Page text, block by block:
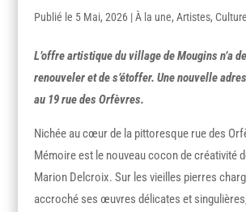
5 Mai, 2026 |À la une,Artistes, Culture
L’offre artistique du village de Mougins n’a
renouveler et de s’étoffer. Une nouvelle
au 19 rue des Orfèvres.
Nichée au cœur de la pittoresque rue des
Mémoire est le nouveau cocon de créativité
Marion Delcroix. Sur les vieilles pierres
accroché ses œuvres délicates et